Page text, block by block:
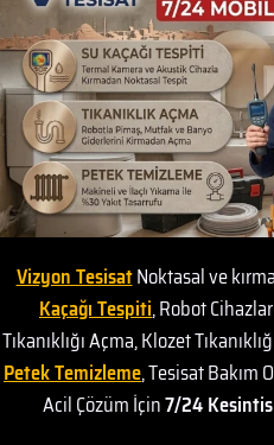
Vizyon TesisatNoktasal ve
Kaçağı Tespiti, Robot
Tıkanıklığı Açma, Klozet
Petek Temizleme, Tesisat Bakım
Acil Çözüm İçin7/24